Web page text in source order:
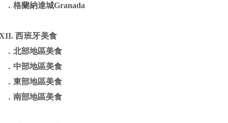
． 格蘭納達城Granada
II. 西班牙美食
． 北部地區美食
． 中部地區美食
． 東部地區美食
． 南部地區美食